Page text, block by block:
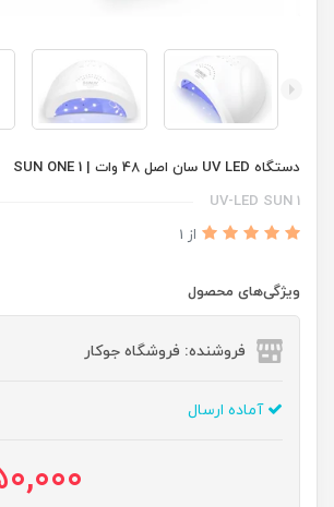
دستگاه UV LED سان اصل 48 وات | 1 SUN ONE
UV-LED SUN 1
از 1
ویژگی‌های محصول
فروشنده: فروشگاه جوکار
آماده ارسال